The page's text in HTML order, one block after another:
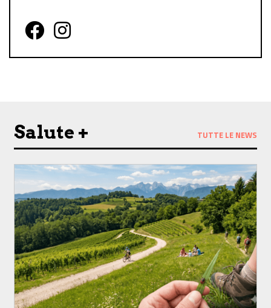
Follow us on Facebook
Follow us on Instagram
Salute + TUTTE LE NEWS